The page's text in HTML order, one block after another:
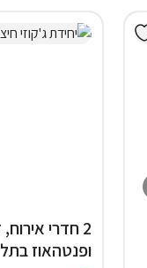
2 חדרי
ופנטהאוז